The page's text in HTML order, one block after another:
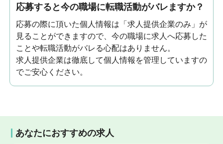
応募すると今の職場に転職活動がバレますか？
応募の際に頂いた個人情報は「求人提供企業のみ」が
見ることができますので、今の職場に求人へ応募した
ことや転職活動がバレる心配はありません。
求人提供企業は徹底して個人情報を管理していますの
でご安心ください。
あなたにおすすめの求人